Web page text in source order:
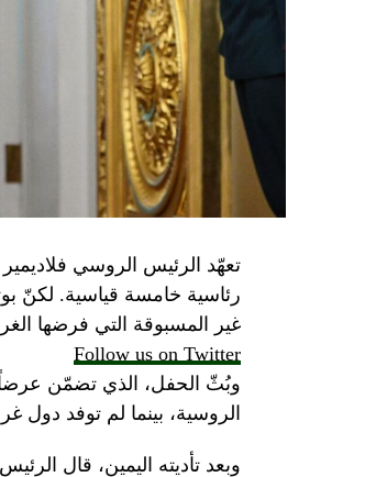
تعهّد الرئيس الروسي
رئاسية خامسة قياسية. لكنّ
غير المسبوقة التي فرضها
Follow us on Twitter
وبُثّ الحفل، الذي تضمّن عرضاً
الروسية، بينما لم توفد دول
وبعد تأديته اليمين، قال